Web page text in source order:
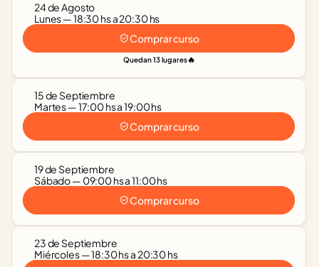
24 de Agosto
Lunes — 18:30 hs a 20:30 hs
Quedan 13 lugares🔥
Comprar curso
15 de Septiembre
Martes — 17:00 hs a 19:00 hs
Comprar curso
19 de Septiembre
Sábado — 09:00 hs a 11:00 hs
Comprar curso
23 de Septiembre
Miércoles — 18:30 hs a 20:30 hs